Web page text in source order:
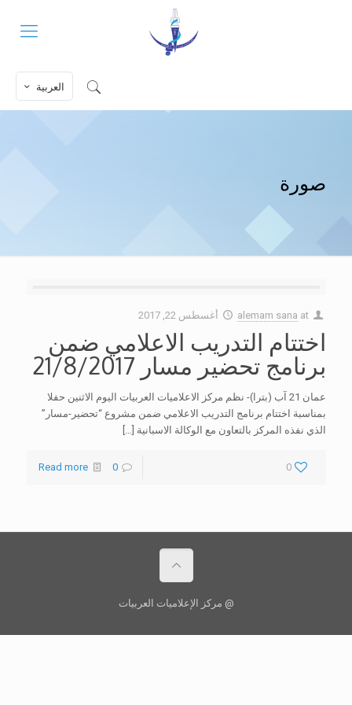
العربية
صورة
alemam sana at أغسطس 22, 2017
اختتام التدريب الاعلامي ضمن
برنامج تحضير مسار 21/8/2017
عمان 21 آب (بترا)- نظم مركز الاعلاميات العربيات اليوم الاثنين حفلا
بمناسبة اختتام برنامج التدريب الاعلامي ضمن مشروع “تحضير-مسار”
الذي نفذه المركز بالتعاون مع الوكالة الاسبانية […]
0
0
Read more
@ مركز الإعلاميات العربيات